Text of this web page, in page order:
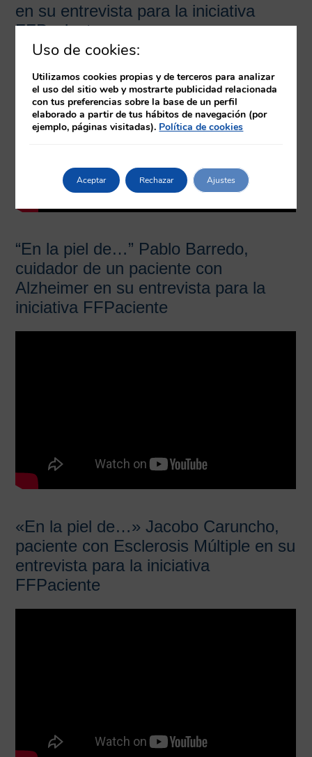
en su entrevista para la iniciativa
FFPaciente
“En la piel de…” Pablo Barredo,
cuidador de un paciente con
Alzheimer en su entrevista para la
iniciativa FFPaciente
«En la piel de…» Jacobo Caruncho,
paciente con Esclerosis Múltiple en su
entrevista para la iniciativa
FFPaciente
Uso de cookies:
Utilizamos cookies propias y de terceros para analizar
el uso del sitio web y mostrarte publicidad relacionada
con tus preferencias sobre la base de un perfil
elaborado a partir de tus hábitos de navegación (por
ejemplo, páginas visitadas). Política de cookies
Aceptar Rechazar Ajustes